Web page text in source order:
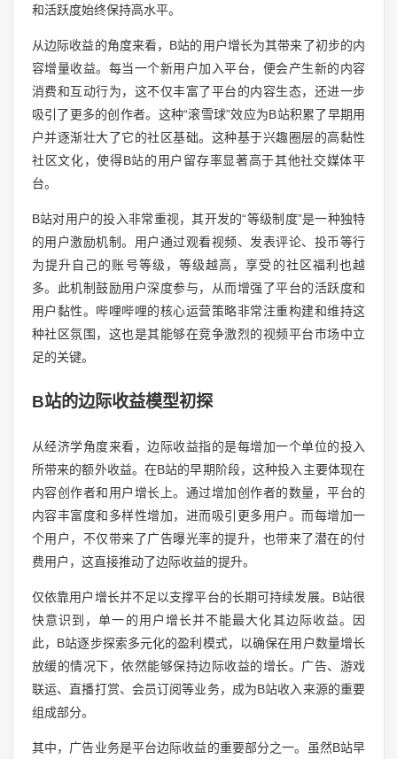
和活跃度始终保持高水平。
从边际收益的角度来看，B站的用户增长为其带来了初步的内
容增量收益。每当一个新用户加入平台，便会产生新的内容
消费和互动行为，这不仅丰富了平台的内容生态，还进一步
吸引了更多的创作者。这种“滚雪球”效应为B站积累了早期用
户并逐渐壮大了它的社区基础。这种基于兴趣圈层的高黏性
社区文化，使得B站的用户留存率显著高于其他社交媒体平
台。
B站对用户的投入非常重视，其开发的“等级制度”是一种独特
的用户激励机制。用户通过观看视频、发表评论、投币等行
为提升自己的账号等级，等级越高，享受的社区福利也越
多。此机制鼓励用户深度参与，从而增强了平台的活跃度和
用户黏性。哔哩哔哩的核心运营策略非常注重构建和维持这
种社区氛围，这也是其能够在竞争激烈的视频平台市场中立
足的关键。
B站的边际收益模型初探
从经济学角度来看，边际收益指的是每增加一个单位的投入
所带来的额外收益。在B站的早期阶段，这种投入主要体现在
内容创作者和用户增长上。通过增加创作者的数量，平台的
内容丰富度和多样性增加，进而吸引更多用户。而每增加一
个用户，不仅带来了广告曝光率的提升，也带来了潜在的付
费用户，这直接推动了边际收益的提升。
仅依靠用户增长并不足以支撑平台的长期可持续发展。B站很
快意识到，单一的用户增长并不能最大化其边际收益。因
此，B站逐步探索多元化的盈利模式，以确保在用户数量增长
放缓的情况下，依然能够保持边际收益的增长。广告、游戏
联运、直播打赏、会员订阅等业务，成为B站收入来源的重要
组成部分。
其中，广告业务是平台边际收益的重要部分之一。虽然B站早